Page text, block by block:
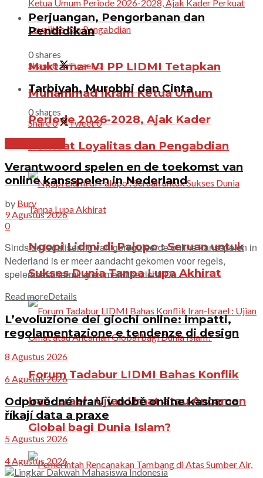
Muktamar VI PP LIDMI Tetapkan
Muhammad Ikram Ketua Umum
Periode 2026-2028, Ajak Kader
Perkuat Loyalitas dan Pengabdian
Ngopi Lidmi di Palopo : Seruan untuk
Sukses Dunia Tanpa Lupa Akhirat
Forum Tadabur LIDMI Bahas Konflik
Iran-Israel : Ujian Umat atau Ancaman
Global bagi Dunia Islam?
Perjuangan, Pengorbanan dan
Pendidikan
0 shares
Share0 Tweet0
Tarbiyah, Murobbi dan Cinta
0 shares
Share0 Tweet0
Verantwoord spelen en de toekomst van
online kansspelen in Nederland
by Bury
9 Agustus 2026
0
Sinds de legalisering van gereguleerde online kansspelen in
Nederland is er meer aandacht gekomen voor regels,
spelersbescherming en markttoezicht. De...
Read moreDetails
L’evoluzione dei giochi online: impatti,
regolamentazione e tendenze di design
8 Agustus 2026
6 Agustus 2026
Odpovědné hraní v době online kasin: co
říkají data a praxe
5 Agustus 2026
4 Agustus 2026